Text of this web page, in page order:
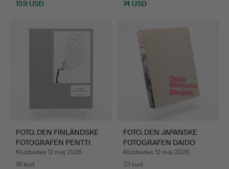
159 USD 74 USD
FOTO. DEN FINLÄNDSKE
FOTOGRAFEN PENTTI
SAM…
Klubbades 12 maj 2026
18 bud
FOTO. DEN JAPANSKE
FOTOGRAFEN DAIDO
MORIYA…
Klubbades 12 maj 2026
23 bud